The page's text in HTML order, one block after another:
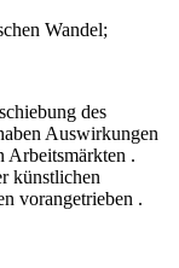
Wandel;
des
Auswirkungen
Arbeitsmärkten .
künstlichen
vorangetrieben .